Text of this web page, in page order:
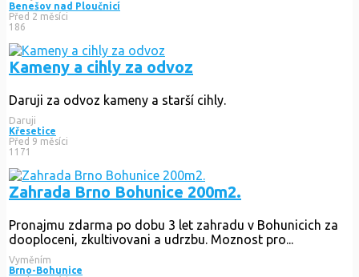
Benešov nad Ploučnicí
Před 2 měsíci
186
Kameny a cihly za odvoz
Daruji za odvoz kameny a starší cihly.
Daruji
Křesetice
Před 9 měsíci
1171
Zahrada Brno Bohunice 200m2.
Pronajmu zdarma po dobu 3 let zahradu v Bohunicich za
dooploceni, zkultivovani a udrzbu. Moznost pro...
Vyměním
Brno-Bohunice